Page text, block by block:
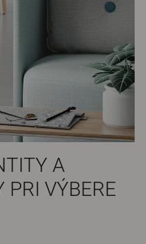
A
PRI VÝBERE